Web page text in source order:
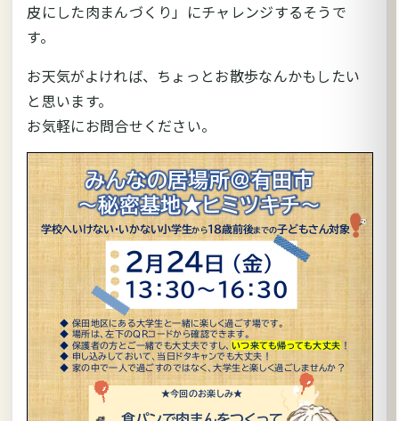
皮にした肉まんづくり」にチャレンジするそうで
す。
お天気がよければ、ちょっとお散歩なんかもしたい
と思います。
お気軽にお問合せください。